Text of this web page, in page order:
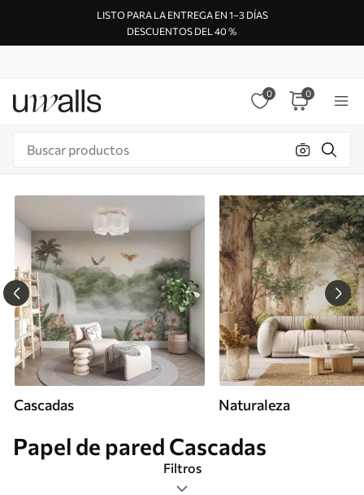
LISTO PARA LA ENTREGA EN 1–3 DÍAS
DESCUENTOS DEL 40 %
0 0
Cascadas Naturaleza
Papel de pared Cascadas
Filtros